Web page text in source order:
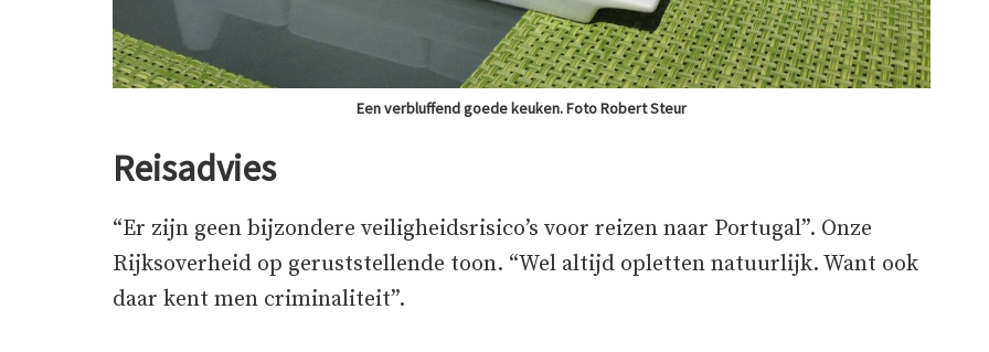
Een verbluffend goede keuken. Foto Robert Steur
Reisadvies
“Er zijn geen bijzondere veiligheidsrisico’s voor reizen naar Portugal”. Onze
Rijksoverheid op geruststellende toon. “Wel altijd opletten natuurlijk. Want ook
daar kent men criminaliteit”.